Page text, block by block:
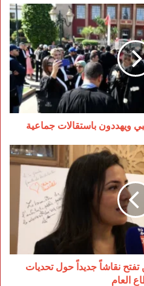
ويهددون باستقالات جماعية
تفتح نقاشاً جديداً حول تحديات
العام